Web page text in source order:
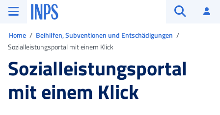
Zum Hauptmenü
Zum Hauptinhalt springen
Zu der Fußzeile
INPS ()
Home
Beihilfen, Subventionen und Entschädigungen
Sozialleistungsportal mit einem Klick
Sozialleistungsportal
mit einem Klick